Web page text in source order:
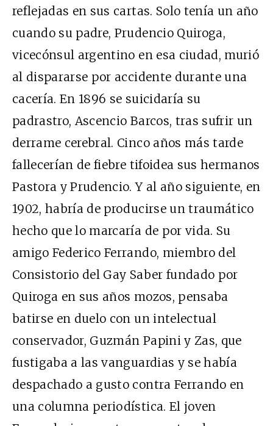
reflejadas en sus cartas. Solo tenía un año
cuando su padre, Prudencio Quiroga,
vicecónsul argentino en esa ciudad, murió
al dispararse por accidente durante una
cacería. En 1896 se suicidaría su
padrastro, Ascencio Barcos, tras sufrir un
derrame cerebral. Cinco años más tarde
fallecerían de fiebre tifoidea sus hermanos
Pastora y Prudencio. Y al año siguiente, en
1902, habría de producirse un traumático
hecho que lo marcaría de por vida. Su
amigo Federico Ferrando, miembro del
Consistorio del Gay Saber fundado por
Quiroga en sus años mozos, pensaba
batirse en duelo con un intelectual
conservador, Guzmán Papini y Zas, que
fustigaba a las vanguardias y se había
despachado a gusto contra Ferrando en
una columna periodística. El joven